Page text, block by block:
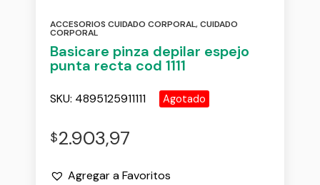
ACCESORIOS CUIDADO CORPORAL,CUIDADO
CORPORAL
Basicare pinza depilar espejo
punta recta cod 1111
SKU: 4895125911111 Agotado
$2.903,97
Agregar a Favoritos